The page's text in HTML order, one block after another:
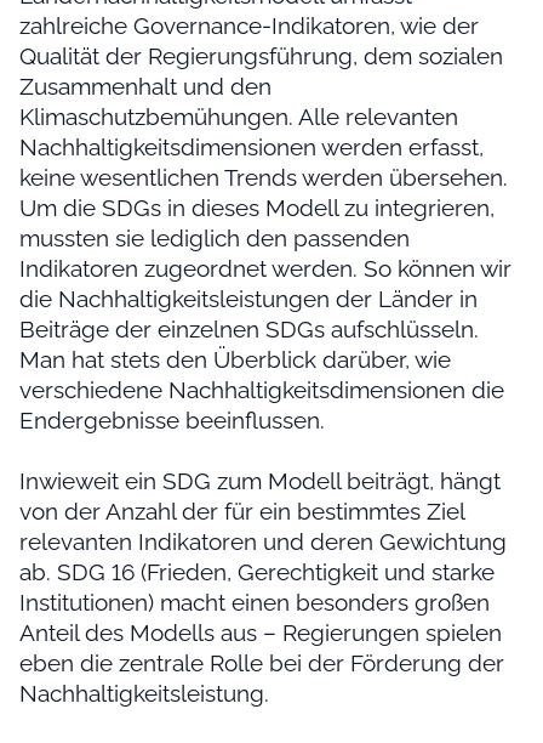
zahlreiche Governance-Indikatoren, wie der
Qualität der Regierungsführung, dem sozialen
Zusammenhalt und den
Klimaschutzbemühungen. Alle relevanten
Nachhaltigkeitsdimensionen werden erfasst,
keine wesentlichen Trends werden übersehen.
Um die SDGs in dieses Modell zu integrieren,
mussten sie lediglich den passenden
Indikatoren zugeordnet werden. So können wir
die Nachhaltigkeitsleistungen der Länder in
Beiträge der einzelnen SDGs aufschlüsseln.
Man hat stets den Überblick darüber, wie
verschiedene Nachhaltigkeitsdimensionen die
Endergebnisse beeinflussen.
Inwieweit ein SDG zum Modell beiträgt, hängt
von der Anzahl der für ein bestimmtes Ziel
relevanten Indikatoren und deren Gewichtung
ab. SDG 16 (Frieden, Gerechtigkeit und starke
Institutionen) macht einen besonders großen
Anteil des Modells aus – Regierungen spielen
eben die zentrale Rolle bei der Förderung der
Nachhaltigkeitsleistung.